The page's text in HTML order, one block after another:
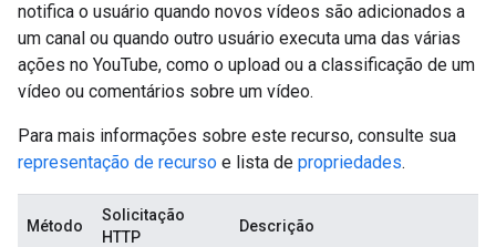
notifica o usuário quando novos vídeos são adicionados a
um canal ou quando outro usuário executa uma das várias
ações no YouTube, como o upload ou a classificação de um
vídeo ou comentários sobre um vídeo.
Para mais informações sobre este recurso, consulte sua
representação de recurso e lista de propriedades.
Método
Solicitação
HTTP
Descrição